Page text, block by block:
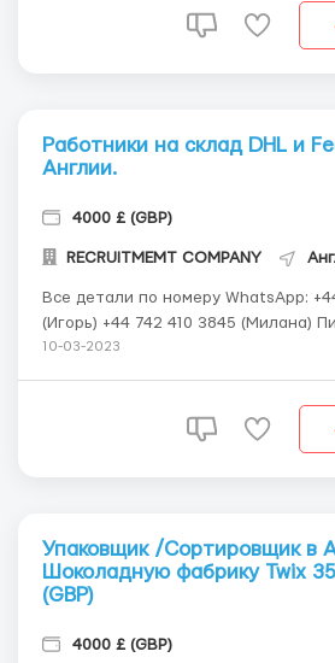
Менеджеры нашей компании
Работники на склад DHL и
Англии.
4000 £ (GBP)
RECRUITMEMT COMPANY
Все детали по номеру WhatsApp: +44 114 352 0985
(Игорь) +44 742 410 3845 (Милана) Пишите!!! Работаем
только с гражданами стран: Россия,
Менеджеры нашей компании
10-03-2023
Упаковщик /Сортировщик в
Шоколадную фабрику Twix
(GBP)
4000 £ (GBP)